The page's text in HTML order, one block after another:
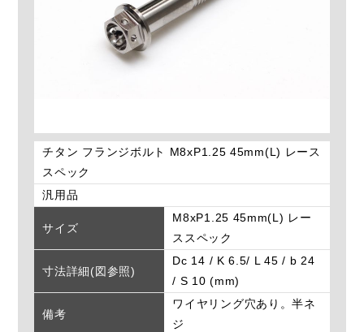
チタン フランジボルト M8xP1.25 45mm(L) レース
スペック
汎用品
サイズ
M8xP1.25 45mm(L) レー
ススペック
寸法詳細(図参照)
Dc 14 / K 6.5/ L 45 / b 24
/ S 10 (mm)
備考
ワイヤリング穴あり。半ネ
ジ